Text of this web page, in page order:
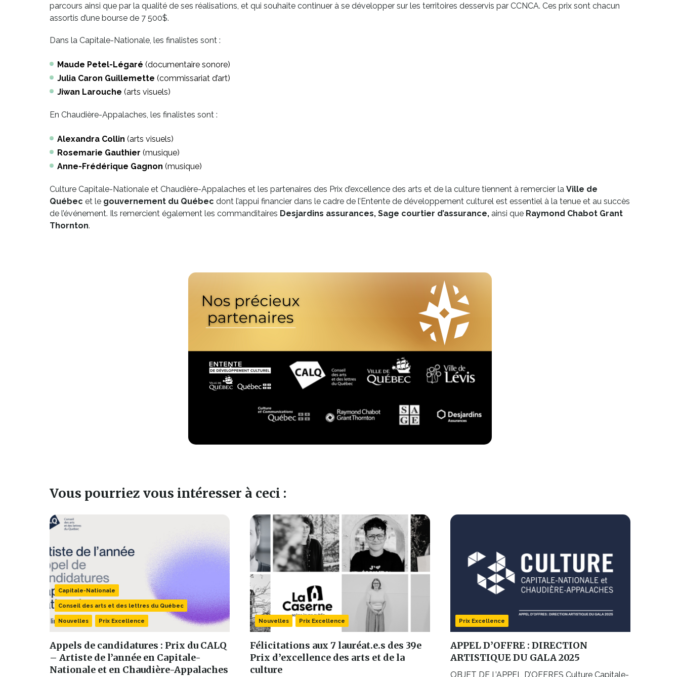
parcours ainsi que par la qualité de ses réalisations, et qui souhaite continuer à se développer sur les territoires desservis par CCNCA. Ces prix sont chacun
assortis d’une bourse de 7 500$.
Dans la Capitale-Nationale, les finalistes sont :
Maude Petel-Légaré (documentaire sonore)
Julia Caron Guillemette (commissariat d’art)
Jiwan Larouche (arts visuels)
En Chaudière-Appalaches, les finalistes sont :
Alexandra Collin (arts visuels)
Rosemarie Gauthier (musique)
Anne-Frédérique Gagnon (musique)
Culture Capitale-Nationale et Chaudière-Appalaches et les partenaires des Prix d’excellence des arts et de la culture tiennent à remercier la Ville de
Québec et le gouvernement du Québec dont l’appui financier dans le cadre de l’Entente de développement culturel est essentiel à la tenue et au succès
de l’événement. Ils remercient également les commanditaires Desjardins assurances, Sage courtier d’assurance, ainsi que Raymond Chabot Grant
Thornton.
Vous pourriez vous intéresser à ceci :
Capitale-Nationale
Conseil des arts et des lettres du Québec
Nouvelles Prix Excellence
Appels de candidatures : Prix du CALQ
– Artiste de l’année en Capitale-
Nationale et en Chaudière-Appalaches
Nouvelles Prix Excellence
Félicitations aux 7 lauréat.e.s des 39e
Prix d’excellence des arts et de la
culture
Prix Excellence
APPEL D’OFFRE : DIRECTION
ARTISTIQUE DU GALA 2025
OBJET DE L’APPEL D’OFFRES Culture Capitale-